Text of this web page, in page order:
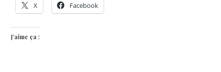
X Facebook
J’aime ça :